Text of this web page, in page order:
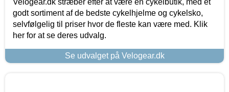
godt sortiment af de bedste cykelhjelme og cykelsko,
selvfølgelig til priser hvor de fleste kan være med. Klik
her for at se deres udvalg.
Se udvalget på Velogear.dk